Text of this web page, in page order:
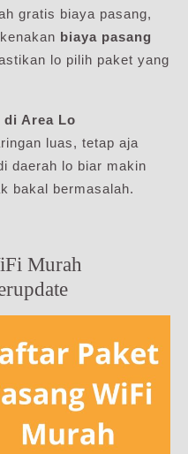
gratis biaya pasang,
biaya pasang
lo pilih paket yang
Area Lo
luas, tetap aja
daerah lo biar makin
bakal bermasalah.
Murah